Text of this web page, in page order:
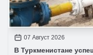
07 Август 2026
В Туркменистане